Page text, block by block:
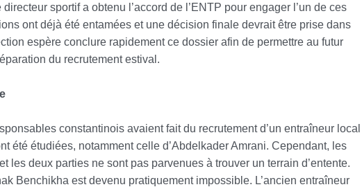
sportif a obtenu l’accord de l’ENTP pour engager l’un de ces
ont déjà été entamées et une décision finale devrait être prise dans
espère conclure rapidement ce dossier afin de permettre au futur
du recrutement estival.
constantinois avaient fait du recrutement d’un entraîneur local
été étudiées, notamment celle d’Abdelkader Amrani. Cependant, les
les deux parties ne sont pas parvenues à trouver un terrain d’entente.
Benchikha est devenu pratiquement impossible. L’ancien entraîneur